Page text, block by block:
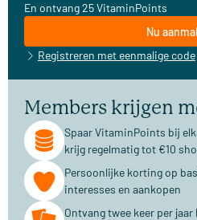
En ontvang 25 VitaminPoints
Nu
Registreren met eenmalige code
Members krijgen
Spaar VitaminPoints bij
krijg regelmatig tot €10
Persoonlijke korting op
interesses en aankopen
Ontvang twee keer per